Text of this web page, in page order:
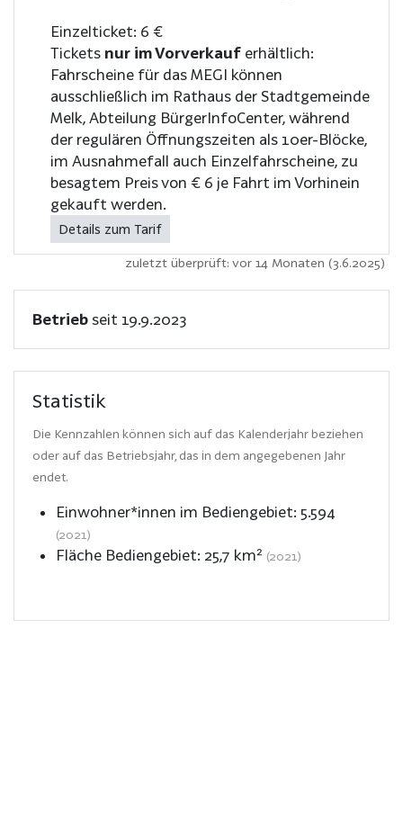
Einzelticket: 6 €
Tickets nur im Vorverkauf erhältlich:
Fahrscheine für das MEGI können
ausschließlich im Rathaus der Stadtgemeinde
Melk, Abteilung BürgerInfoCenter, während
der regulären Öffnungszeiten als 10er-Blöcke,
im Ausnahmefall auch Einzelfahrscheine, zu
besagtem Preis von € 6 je Fahrt im Vorhinein
gekauft werden.
Details zum Tarif
zuletzt überprüft: vor 14 Monaten (3.6.2025)
Betrieb seit 19.9.2023
Statistik
Die Kennzahlen können sich auf das Kalenderjahr beziehen
oder auf das Betriebsjahr, das in dem angegebenen Jahr
endet.
Einwohner*innen im Bediengebiet: 5.594
(2021)
Fläche Bediengebiet: 25,7 km² (2021)